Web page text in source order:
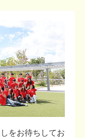
をお待ちしてお